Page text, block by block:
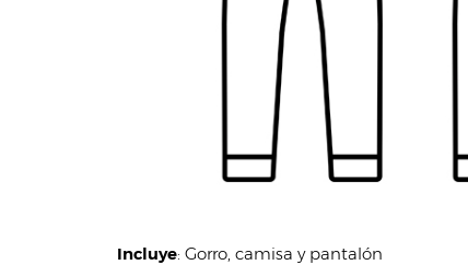
Incluye: Gorro, camisa y pantalón